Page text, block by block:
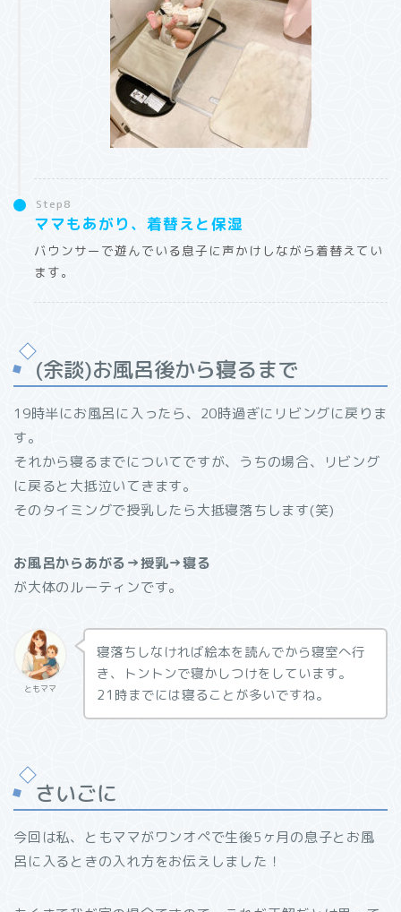
Step8
ママもあがり、着替えと保湿
バウンサーで遊んでいる息子に声かけしながら着替えてい
ます。
(余談)お風呂後から寝るまで
19時半にお風呂に入ったら、20時過ぎにリビングに戻りま
す。
それから寝るまでについてですが、うちの場合、リビング
に戻ると大抵泣いてきます。
そのタイミングで授乳したら大抵寝落ちします(笑)
お風呂からあがる→授乳→寝る
が大体のルーティンです。
ともママ
寝落ちしなければ絵本を読んでから寝室へ行
き、トントンで寝かしつけをしています。
21時までには寝ることが多いですね。
さいごに
今回は私、ともママがワンオペで生後5ヶ月の息子とお風
呂に入るときの入れ方をお伝えしました！